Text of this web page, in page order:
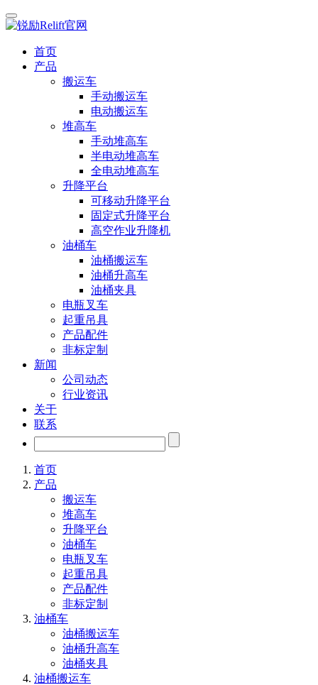
首页
产品
搬运车
手动搬运车
电动搬运车
堆高车
手动堆高车
半电动堆高车
全电动堆高车
升降平台
可移动升降平台
固定式升降平台
高空作业升降机
油桶车
油桶搬运车
油桶升高车
油桶夹具
电瓶叉车
起重吊具
产品配件
非标定制
新闻
公司动态
行业资讯
关于
联系
首页
产品
搬运车
堆高车
升降平台
油桶车
电瓶叉车
起重吊具
产品配件
非标定制
油桶车
油桶搬运车
油桶升高车
油桶夹具
油桶搬运车